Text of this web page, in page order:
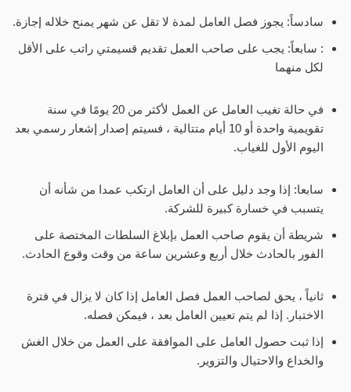
سادساً: يجوز فصل العامل لمدة لا تقل عن شهر يمنح خلاله إجازة.
: سابعاً: يجب على صاحب العمل تقديم قسيمتي راتب على الأقل
لكل منهما
في حالة تغيب العامل عن العمل لأكثر من 20 يومًا في سنة
تقويمية واحدة أو 10 أيام متتالية ، فسيتم إصدار إشعار رسمي بعد
اليوم الأول للغياب.
سابعا: إذا وجد دليل على أن العامل ارتكب عمدا من شأنه أن
يتسبب في خسارة كبيرة للشركة.
شريطة أن يقوم صاحب العمل بإبلاغ السلطات المختصة على
الفور بالحادث خلال أربع وعشرين ساعة من وقت وقوع الحادث.
ثانياً ، يحق لصاحب العمل فصل العامل إذا كان لا يزال في فترة
الاختبار. إذا لم يتم تعيين العامل بعد ، فيمكن فصله.
إذا ثبت حصول العامل على الموافقة على العمل من خلال الغش
والخداع والاحتيال والتزوير.